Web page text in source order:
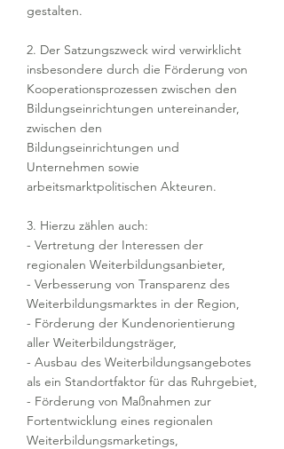
gestalten.
2. Der Satzungszweck wird verwirklicht
insbesondere durch die Förderung von
Kooperationsprozessen zwischen den
Bildungseinrichtungen untereinander,
zwischen den
Bildungseinrichtungen und
Unternehmen sowie
arbeitsmarktpolitischen Akteuren.
3. Hierzu zählen auch:
- Vertretung der Interessen der
regionalen Weiterbildungsanbieter,
- Verbesserung von Transparenz des
Weiterbildungsmarktes in der Region,
- Förderung der Kundenorientierung
aller Weiterbildungsträger,
- Ausbau des Weiterbildungsangebotes
als ein Standortfaktor für das Ruhrgebiet,
- Förderung von Maßnahmen zur
Fortentwicklung eines regionalen
Weiterbildungsmarketings,